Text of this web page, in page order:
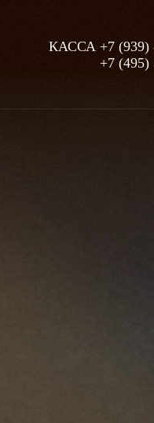
КАССА +7 (939)
+7 (495)